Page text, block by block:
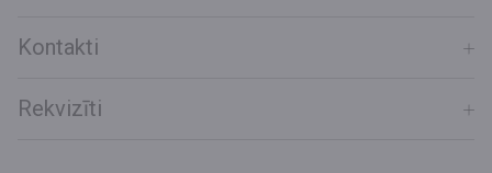
Kontakti
Rekvizīti